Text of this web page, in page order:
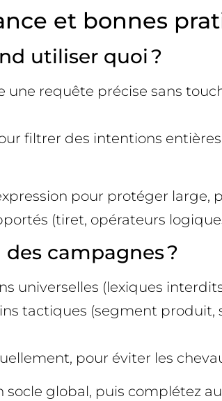
et bonnes
utiliser quoi ?
une requête précise sans
filtrer des intentions
pour protéger large,
(tiret, opérateurs
campagnes ?
universelles (lexiques
tactiques (segment
pour éviter les
socle global, puis complétez